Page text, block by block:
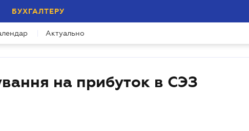
БУХГАЛТЕРУ
Актуально
на прибуток в СЭЗ